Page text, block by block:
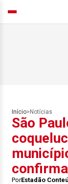
Início> Notícias
São
PorEstadão